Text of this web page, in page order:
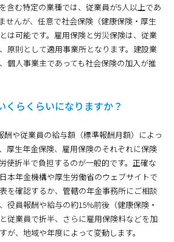
含む特定の業種では、従業員が5人以上であ
せんが、任意で社会保険（健康保険・厚生
は可能です。雇用保険と労災保険は、従業
原則として適用事業所となります。建設業
個人事業主であっても社会保険の加入が推
くらくらいになりますか？
酬や従業員の給与額（標準報酬月額）によっ
厚生年金保険、雇用保険のそれぞれに保険
使折半で負担するのが一般的です。正確な
本年金機構や厚生労働省のウェブサイトで
を確認するか、管轄の年金事務所にご相談
役員報酬や給与の約15%前後（健康保険・
従業員で折半、さらに雇用保険料などを加
が、地域や年度によって変動します。